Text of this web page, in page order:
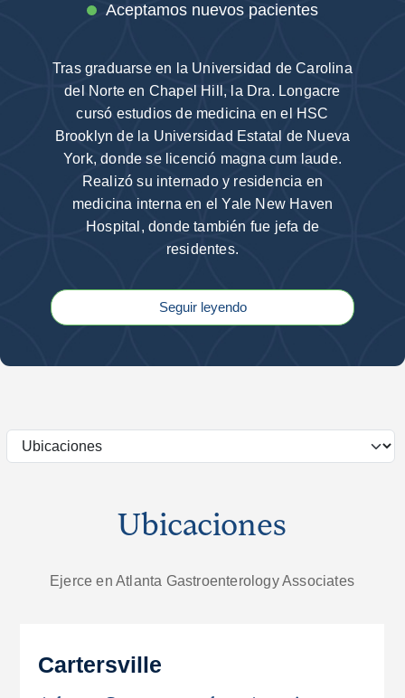
Aceptamos nuevos pacientes
Tras graduarse en la Universidad de Carolina
del Norte en Chapel Hill, la Dra. Longacre
cursó estudios de medicina en el HSC
Brooklyn de la Universidad Estatal de Nueva
York, donde se licenció magna cum laude.
Realizó su internado y residencia en
medicina interna en el Yale New Haven
Hospital, donde también fue jefa de
residentes.
Seguir leyendo
Ubicaciones
Ejerce en Atlanta Gastroenterology Associates
Cartersville